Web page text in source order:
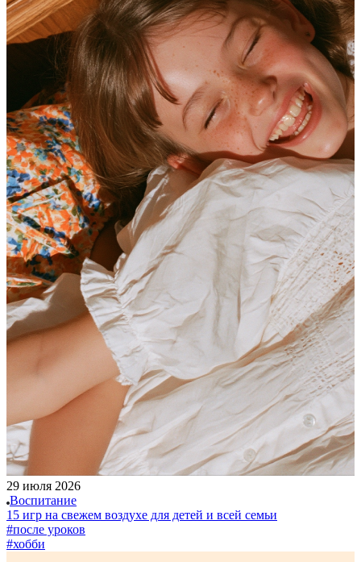
29 июля 2026
Воспитание
15 игр на свежем воздухе для детей и всей семьи
#после уроков
#хобби